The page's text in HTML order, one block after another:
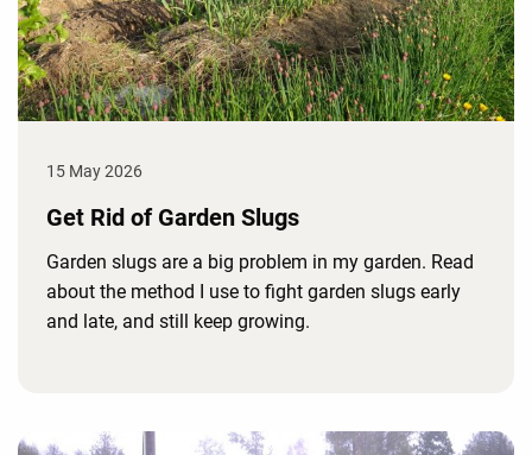
15 May 2026
Get Rid of Garden Slugs
Garden slugs are a big problem in my garden. Read
about the method I use to fight garden slugs early
and late, and still keep growing.